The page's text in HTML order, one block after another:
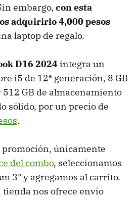
embargo, con esta
adquirirlo 4,000 pesos
laptop de regalo.
D16 2024 integra un
i5 de 12ª generación, 8 GB
512 GB de almacenamiento
sólido, por un precio de
.
promoción, únicamente
del combo, seleccionamos
3" y agregamos al carrito.
tienda nos ofrece envío